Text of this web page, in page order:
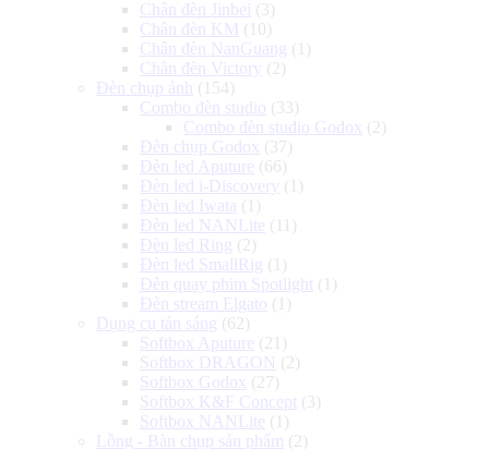
Chân đèn Jinbei (3)
Chân đèn KM (10)
Chân đèn NanGuang (1)
Chân đèn Victory (2)
Đèn chụp ảnh
(154)
Combo đèn studio (33)
Combo đèn studio Godox (2)
Đèn chụp Godox (37)
Đèn led Aputure (66)
Đèn led i-Discovery (1)
Đèn led Iwata (1)
Đèn led NANLite (11)
Đèn led Ring (2)
Đèn led SmallRig (1)
Đèn quay phim Spotlight (1)
Đèn stream Elgato (1)
Dụng cụ tản sáng (62)
Softbox Aputure (21)
Softbox DRAGON (2)
Softbox Godox (27)
Softbox K&F Concept (3)
Softbox NANLite (1)
Lồng - Bàn chụp sản phẩm (2)